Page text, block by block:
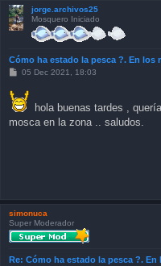
jorge.archivos25
Mosquero Iniciado
Cómo ha estado la pesca ?. En los
P
t
05 Dec 2021, 18:03
hola buenas tardes ,
mosca en la zona .. saludos.
simonuca
Super Moderador
Re: Cómo ha estado la pesca ?.